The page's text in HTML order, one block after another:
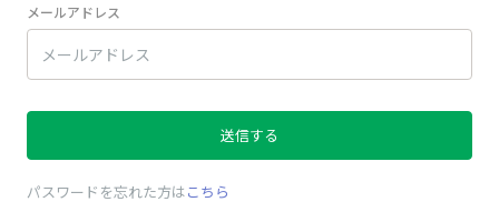
メールアドレス
送信する
パスワードを忘れた方はこちら